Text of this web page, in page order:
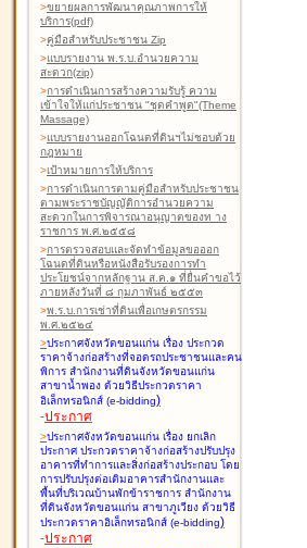
>ขยายผลการพัฒนาคุณภาพการให้
บริการ(pdf)
>คู่มือสำหรับประชาชน Zip
>แบบรายงาน พ.ร.บ.อำนวยความ
สะดวก(zip)
>การดำเนินการสร้างความรับรู้ ความ
เข้าใจให้แก่ประชาชน "ชุดคำพูด"(Theme
Massage)
>แบบรายงานออกโฉนดที่ดินฯไม่ชอบด้วย
กฎหมาย
>เป้าหมายการให้บริการ
>การดำเนินการตามคู่มือสำหรับประชาชน
ตามพระราชบัญญัติการอำนวยความ
สะดวกในการพิจารณาอนุญาตของท าง
ราชการ พ.ศ.๒๕๕๘
>การตรวจสอบและจัดทำข้อมูลขอออก
โฉนดที่ดินหรือหนังสือรับรองการทำ
ประโยชน์จากหลักฐาน ส.ค.๑ ที่ยื่นคำขอไว้
ภายหลังวันที่ ๘ กุมภาพันธ์ ๒๕๕๓
>พ.ร.บ.การเช่าที่ดินเพื่อเกษตรกรรม
พ.ศ.๒๕๒๔
>ประกาศจังหวัดขอนแก่น เรื่อง ประกวด
ราคาจ้างก่อสร้างที่จอดรถประชาชนและคน
พิการ สำนักงานที่ดินจังหวัดขอนแก่น
สาขาน้ำพอง ด้วยวิธีประกวดราคา
อิเล็กทรอนิกส์ (e-bidding)
-ประกาศ
>ประกาศจังหวัดขอนแก่น เรื่อง ยกเลิก
ประกาศ ประกวดราคาจ้างก่อสร้างปรับปรุง
อาคารที่ทำการและสิ่งก่อสร้างประกอบ โดย
การปรับปรุงต่อเติมอาคารสำนักงานและ
พื้นที่บริเวณบ้านพักข้าราชการ สำนักงาน
ที่ดินจังหวัดขอนแก่น สาขาภูเวียง ด้วยวิธี
ประกวดราคาอิเล็กทรอนิกส์ (e-bidding)
-ประกาศ